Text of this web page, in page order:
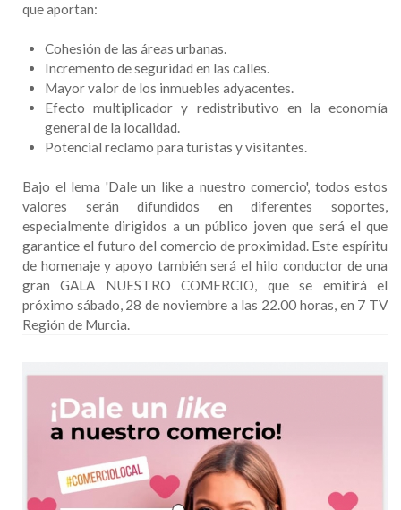
que aportan:
Cohesión de las áreas urbanas.
Incremento de seguridad en las calles.
Mayor valor de los inmuebles adyacentes.
Efecto multiplicador y redistributivo en la economía
general de la localidad.
Potencial reclamo para turistas y visitantes.
Bajo el lema 'Dale un like a nuestro comercio', todos estos
valores serán difundidos en diferentes soportes,
especialmente dirigidos a un público joven que será el que
garantice el futuro del comercio de proximidad. Este espíritu
de homenaje y apoyo también será el hilo conductor de una
gran GALA NUESTRO COMERCIO, que se emitirá el
próximo sábado, 28 de noviembre a las 22.00 horas, en 7 TV
Región de Murcia.